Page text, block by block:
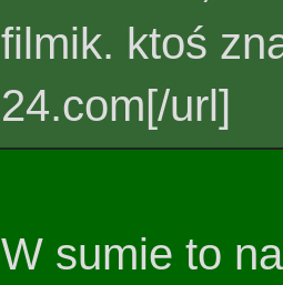
filmik. ktoś
24.com[/url]
W sumie to